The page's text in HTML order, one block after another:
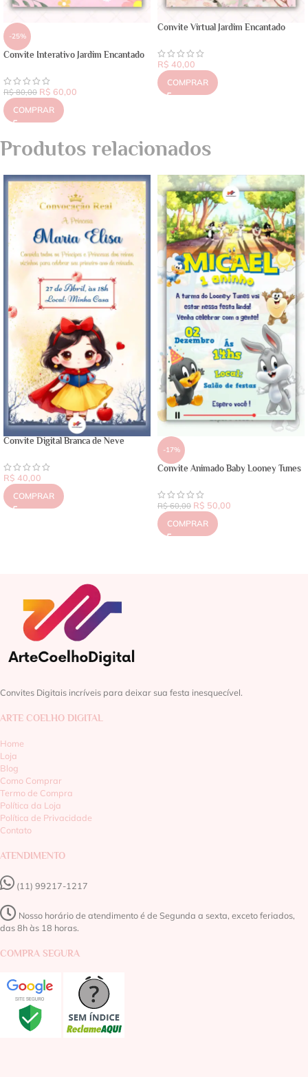
-25%
Convite Interativo Jardim Encantado
R$80,00 R$ 60,00
COMPRAR
Convite Virtual Jardim Encantado
R$ 40,00
COMPRAR
Produtos relacionados
Convite Digital Branca de Neve
R$ 40,00
COMPRAR
-17%
Convite Animado Baby Looney Tunes
R$60,00 R$ 50,00
COMPRAR
Convites Digitais incríveis para deixar sua festa inesquecível.
ARTE COELHO DIGITAL
Home
Loja
Blog
Como Comprar
Termo de Compra
Política da Loja
Política de Privacidade
Contato
ATENDIMENTO
(11) 99217-1217‬
Nosso horário de atendimento é de Segunda a sexta, exceto feriados,
das 8h às 18 horas.
COMPRA SEGURA